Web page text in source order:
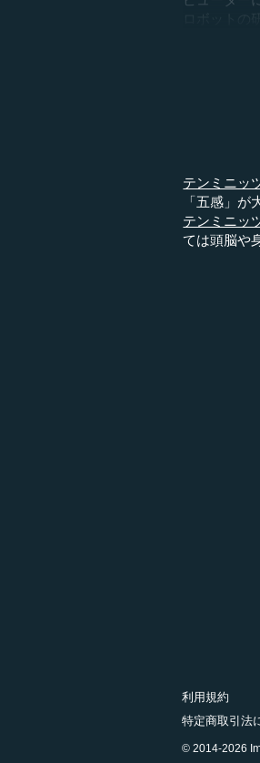
テンミニッ
「五感」が
テンミニッ
ては頭脳や
利用規約
特定商取引法
© 2014-2026